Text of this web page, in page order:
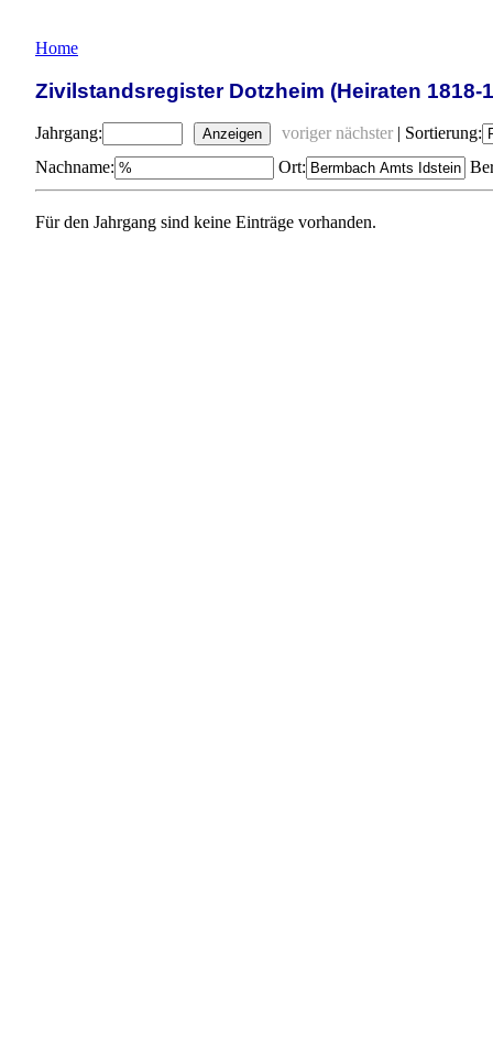
Home
Zivilstandsregister Dotzheim (Heiraten 1818-
Jahrgang: Anzeigen voriger nächster | Sortierung:
Nachname:
Ort:
Für den Jahrgang sind keine Einträge vorhanden.